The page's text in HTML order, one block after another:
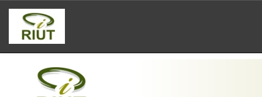
Skip
navigation